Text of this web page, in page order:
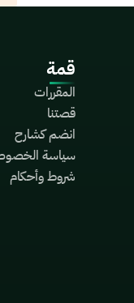
قمة
المقررات
قصتنا
انضم كشارح
سياسة
شروط وأحكام